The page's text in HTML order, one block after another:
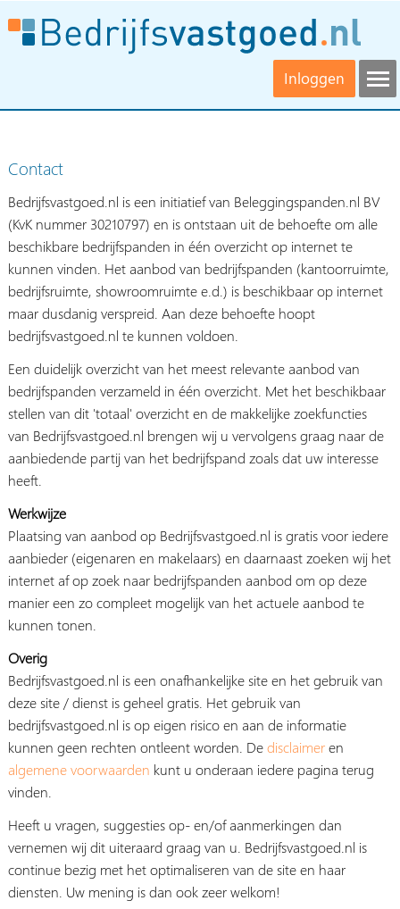
Inloggen
Contact
Bedrijfsvastgoed.nl is een initiatief van Beleggingspanden.nl BV
(KvK nummer 30210797) en is ontstaan uit de behoefte om alle
beschikbare bedrijfspanden in één overzicht op internet te
kunnen vinden. Het aanbod van bedrijfspanden (kantoorruimte,
bedrijfsruimte, showroomruimte e.d.) is beschikbaar op internet
maar dusdanig verspreid. Aan deze behoefte hoopt
bedrijfsvastgoed.nl te kunnen voldoen.
Een duidelijk overzicht van het meest relevante aanbod van
bedrijfspanden verzameld in één overzicht. Met het beschikbaar
stellen van dit 'totaal' overzicht en de makkelijke zoekfuncties
van Bedrijfsvastgoed.nl brengen wij u vervolgens graag naar de
aanbiedende partij van het bedrijfspand zoals dat uw interesse
heeft.
Werkwijze
Plaatsing van aanbod op Bedrijfsvastgoed.nl is gratis voor iedere
aanbieder (eigenaren en makelaars) en daarnaast zoeken wij het
internet af op zoek naar bedrijfspanden aanbod om op deze
manier een zo compleet mogelijk van het actuele aanbod te
kunnen tonen.
Overig
Bedrijfsvastgoed.nl is een onafhankelijke site en het gebruik van
deze site / dienst is geheel gratis. Het gebruik van
bedrijfsvastgoed.nl is op eigen risico en aan de informatie
kunnen geen rechten ontleent worden. Dedisclaimeren
algemene voorwaarden kunt u onderaan iedere pagina terug
vinden.
Heeft u vragen, suggesties op- en/of aanmerkingen dan
vernemen wij dit uiteraard graag van u. Bedrijfsvastgoed.nl is
continue bezig met het optimaliseren van de site en haar
diensten. Uw mening is dan ook zeer welkom!